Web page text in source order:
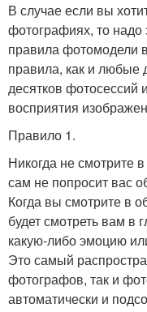
В случае если вы
фотографиях, то надо
правила фотомодели
правила, как и любые
десятков фотосессий
восприятия
Правило 1.
Никогда не смотрите
сам не попросит вас
Когда вы смотрите в
будет смотреть вам в
какую-либо эмоцию
Это самый
фотографов, так и
автоматически и